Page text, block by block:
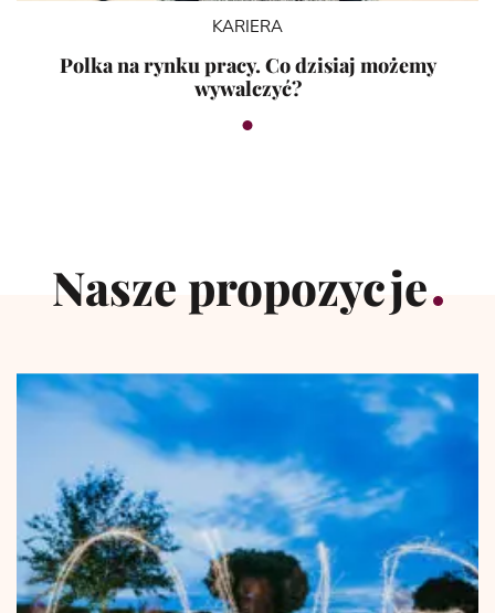
KARIERA
Polka na rynku pracy. Co dzisiaj możemy
wywalczyć?
Nasze propozycje